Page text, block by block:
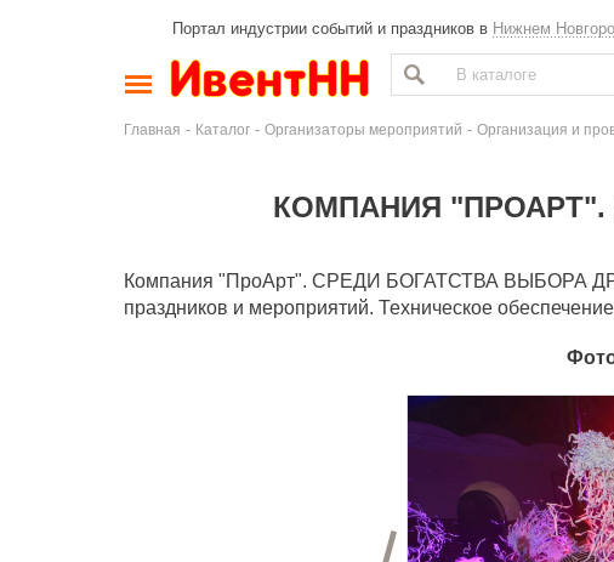
Портал индустрии событий и праздников в Нижнем
Главная - Каталог - Организаторы мероприятий - Организация и
КОМПАНИЯ
Компания "ПроАрт". СРЕДИ БОГАТСТВА ВЫБОРА
праздников и мероприятий. Техническое